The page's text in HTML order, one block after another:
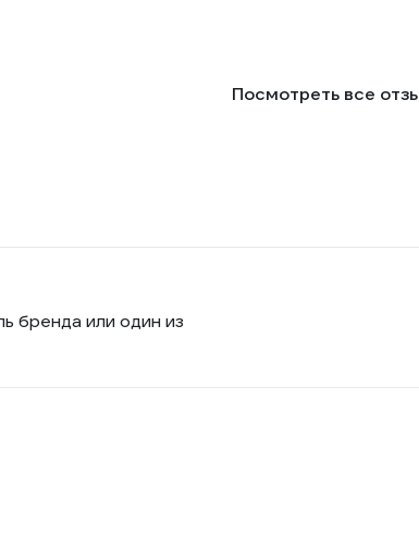
Посмотреть все
бренда или один из